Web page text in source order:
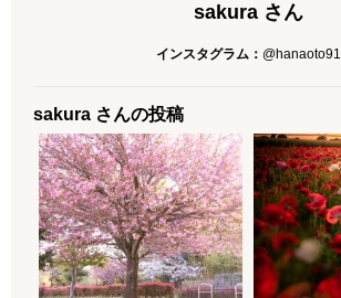
sakura さん
インスタグラム： @hanaoto91
sakura さんの投稿